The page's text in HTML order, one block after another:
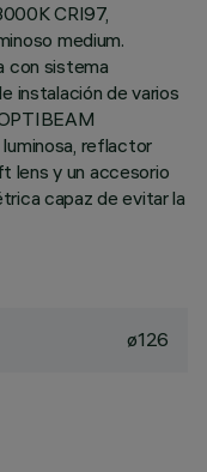
CRI97,
medium.
con sistema
instalación de varios
luminosa, reflactor
lens y un accesorio
capaz de evitar la
ø126